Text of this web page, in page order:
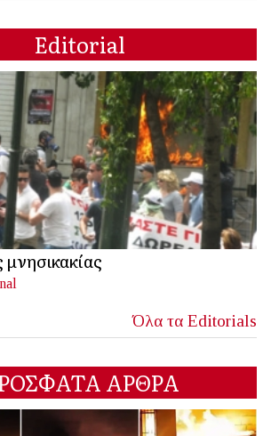
Editorial
Όλα τα Editorials
ΑΡΘΡΑ